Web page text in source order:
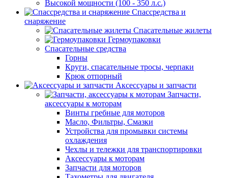
Высокой мощности (100 - 350 л.с.)
Спассредства и
снаряжение
Спасательные жилеты
Гермоупаковки
Спасательные средства
Горны
Круги, спасательные тросы, черпаки
Крюк отпорный
Аксессуары и запчасти
Запчасти,
аксессуары к моторам
Винты гребные для моторов
Масло, Фильтры, Смазки
Устройства для промывки системы
охлаждения
Чехлы и тележки для транспортировки
Аксессуары к моторам
Запчасти для моторов